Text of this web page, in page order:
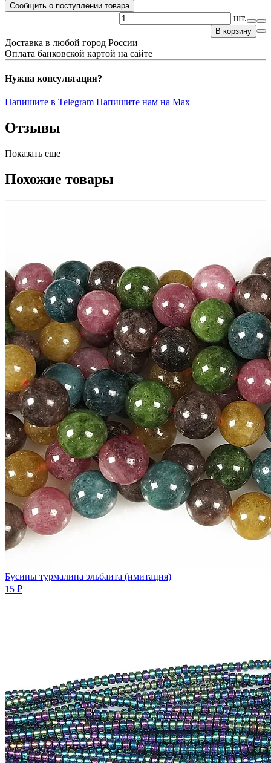
Сообщить о поступлении товара
шт.
В корзину
Доставка в любой город России
Оплата банковской картой на сайте
Нужна консультация?
Напишите в Telegram Напишите нам на Max
Отзывы
Показать еще
Похожие товары
Бусины турмалина эльбаита (имитация)
15 ₽